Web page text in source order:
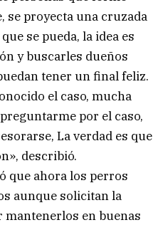
se proyecta una cruzada
se pueda, la idea es
y buscarles dueños
tener un final feliz.
el caso, mucha
por el caso,
La verdad es que
describió.
que ahora los perros
aunque solicitan la
mantenerlos en buenas